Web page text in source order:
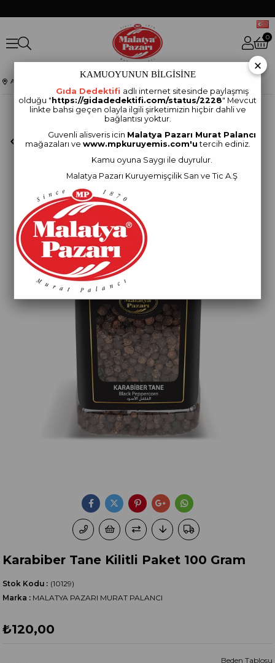
0
Anasayfa
Karabiber Tane Kilitli Paket 100 Gram
(10129)
Stok Kodu
Marka : MALATYA PAZARI MURAT PALANCI
₺120,00
Beden Tablosu
×
KAMUOYUNUN BİLGİSİNE
Gıda Dedektifi adlı internet sitesinde paylaşmış
olduğu " https://gidadedektifi.com/status/2228" Mevcut
linkte bahsi geçen olayla ilgili şirketimizin hiçbir dahli ve
bağlantısı yoktur.
Guvenli alisveris icin Malatya Pazarı Murat Palancı
mağazaları ve www.mpkuruyemis.com'u tercih ediniz.
Kamu oyuna Saygı ile duyrulur.
Malatya Pazarı Kuruyemişçilik San ve Tic A.Ş